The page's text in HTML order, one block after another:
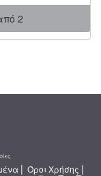
2
| Όροι Χρήσης |